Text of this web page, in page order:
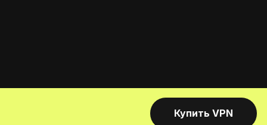
Купить VPN